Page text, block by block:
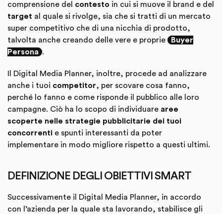
comprensione del contesto in cui si muove il brand e del
target al quale si rivolge, sia che si tratti di un mercato
super competitivo che di una nicchia di prodotto,
talvolta anche creando delle vere e proprie
Buyer
Persona .
Il Digital Media Planner, inoltre, procede ad analizzare
anche i tuoi competitor, per scovare cosa fanno,
perché lo fanno e come risponde il pubblico alle loro
campagne. Ciò ha lo scopo di individuare aree
scoperte nelle strategie pubblicitarie dei tuoi
concorrenti e spunti interessanti da poter
implementare in modo migliore rispetto a questi ultimi.
DEFINIZIONE DEGLI OBIETTIVI SMART
Successivamente il Digital Media Planner, in accordo
con l’azienda per la quale sta lavorando, stabilisce gli